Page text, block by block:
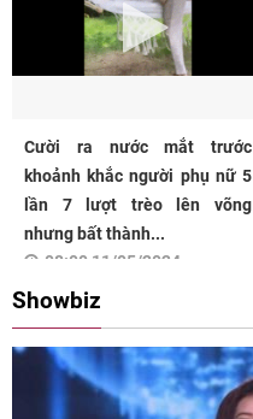
Cười ra nước mắt trước
khoảnh khắc người phụ nữ 5
lần 7 lượt trèo lên võng
nhưng bất thành...
08:00 11/05/2024
Showbiz